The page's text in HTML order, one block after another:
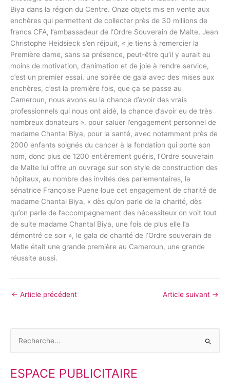
Biya dans la région du Centre. Onze objets mis en vente aux
enchères qui permettent de collecter près de 30 millions de
francs CFA, l’ambassadeur de l’Ordre Souverain de Malte, Jean
Christophe Heidsieck s’en réjouit, « je tiens à remercier la
Première dame, sans sa présence, peut-être qu’il y aurait eu
moins de motivation, d’animation et de joie à rendre service,
c’est un premier essai, une soirée de gala avec des mises aux
enchères, c’est la première fois, que ça se passe au
Cameroun, nous avons eu la chance d’avoir des vrais
professionnels qui nous ont aidé, la chance d’avoir eu de très
nombreux donateurs ». pour saluer l’engagement personnel de
madame Chantal Biya, pour la santé, avec notamment près de
2000 enfants soignés du cancer à la fondation qui porte son
nom, donc plus de 1200 entièrement guéris, l’Ordre souverain
de Malte lui offre un ouvrage sur son style de construction des
hôpitaux, au nombre des invités des parlementaires, la
sénatrice Françoise Puene loue cet engagement de charité de
madame Chantal Biya, « dès qu’on parle de la charité, dès
qu’on parle de l’accompagnement des nécessiteux on voit tout
de suite madame Chantal Biya, une fois de plus elle l’a
démontré ce soir », le gala de charité de l’Ordre souverain de
Malte était une grande première au Cameroun, une grande
réussite aussi.
← Article précédent Article suivant →
c
ESPACE PUBLICITAIRE